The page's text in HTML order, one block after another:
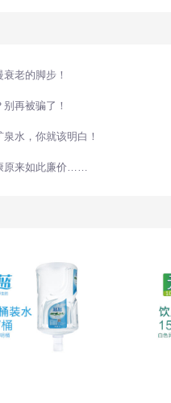
老的脚步！
再被骗了！
水，你就该明白！
原来如此廉价……